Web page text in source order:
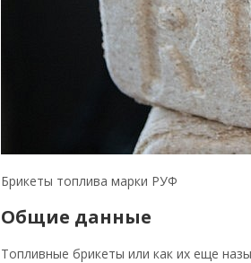
Брикеты топлива марки РУФ
Общие данные
Топливные брикеты или как их еще